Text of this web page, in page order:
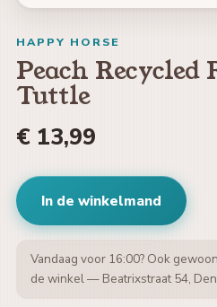
HAPPY HORSE
Peach
Tuttle
€ 13,99
In de winkelmand
Vandaag voor 16:00? Ook
de winkel — Beatrixstraat 54,